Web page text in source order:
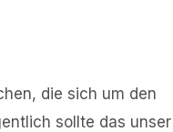
die sich um den
sollte das unser